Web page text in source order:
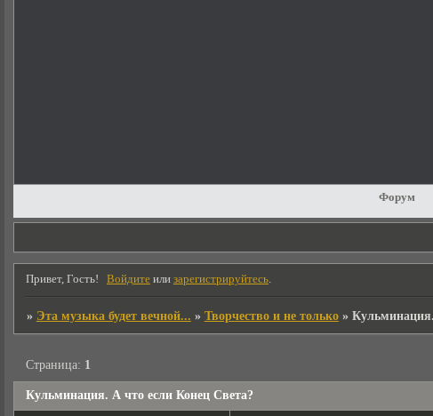
Форум
Привет, Гость! Войдитеили зарегистрируйтесь.
» Эта музыка будет вечной... » Творчество и не только »
Кульминация. А что если Конец Света?
Страница: 1